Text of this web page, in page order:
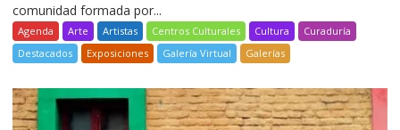
comunidad formada por...
Agenda Arte Artistas Centros Culturales Cultura
Curaduría
Destacados
Exposiciones Galería Virtual Galerías